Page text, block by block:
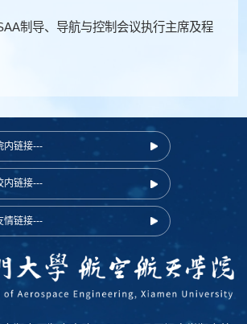
制导、导航与控制会议执行主席及程
内链接---
内链接---
情链接---